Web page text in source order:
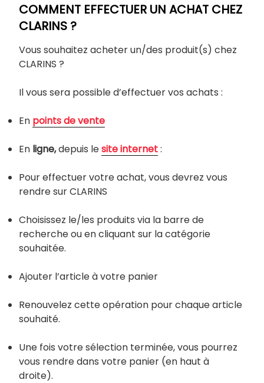
COMMENT EFFECTUER UN ACHAT CHEZ
CLARINS ?
Vous souhaitez acheter un/des produit(s) chez
CLARINS ?
Il vous sera possible d’effectuer vos achats :
En points de vente
En ligne,depuis lesiteinternet:
Pour effectuer votre achat, vous devrez vous
rendre sur CLARINS
Choisissez le/les produits via la barre de
recherche ou en cliquant sur la catégorie
souhaitée.
Ajouter l’article à votre panier
Renouvelez cette opération pour chaque article
souhaité.
Une fois votre sélection terminée, vous pourrez
vous rendre dans votre panier (en haut à
droite).